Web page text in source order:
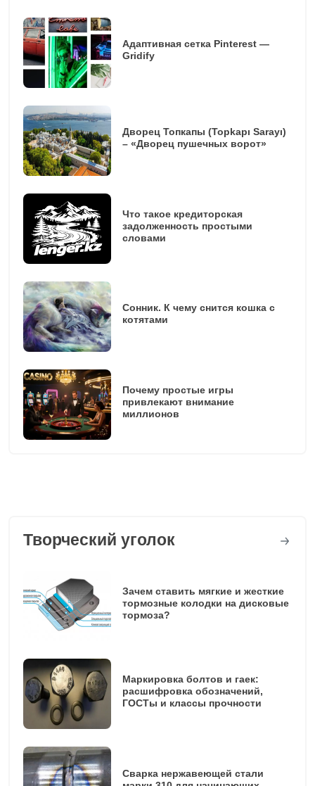
Адаптивная сетка Pinterest —
Gridify
Дворец Топкапы (Topkapı Sarayı)
– «Дворец пушечных ворот»
Что такое кредиторская
задолженность простыми
словами
Сонник. К чему снится кошка с
котятами
Почему простые игры
привлекают внимание
миллионов
Творческий уголок
Зачем ставить мягкие и жесткие
тормозные колодки на дисковые
тормоза?
Маркировка болтов и гаек:
расшифровка обозначений,
ГОСТы и классы прочности
Сварка нержавеющей стали